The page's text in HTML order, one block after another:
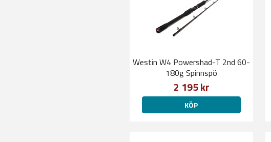
Westin W4 Powershad-T 2nd 60-
180g Spinnspö
2 195 kr
KÖP